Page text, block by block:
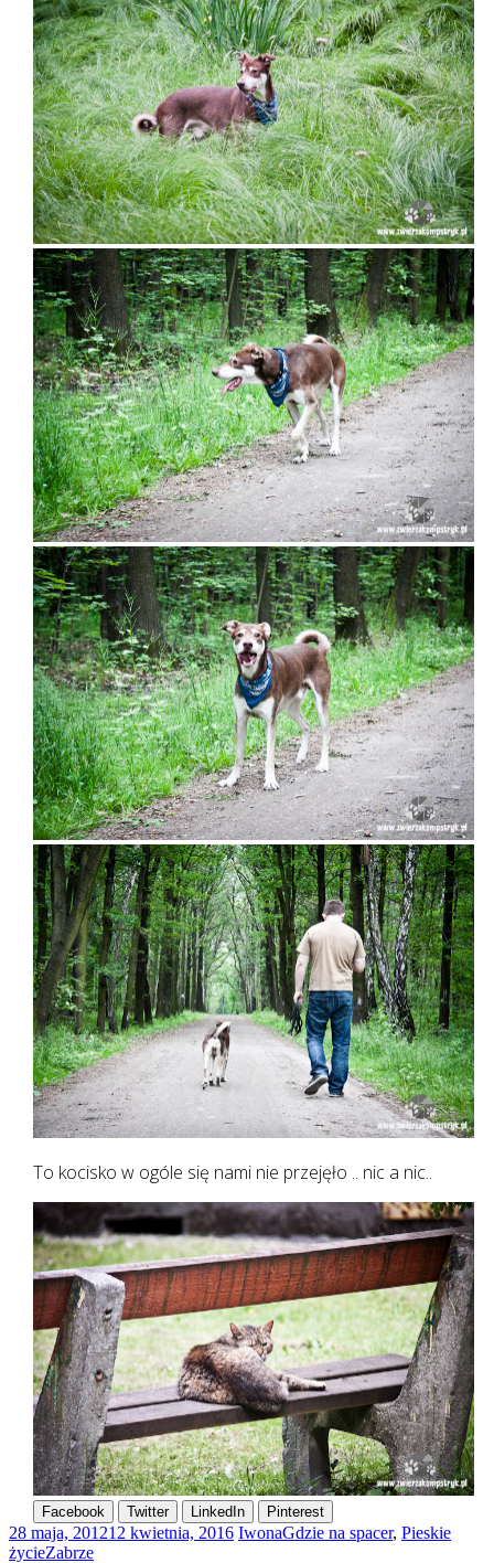
To kocisko w ogóle się nami nie przejęło .. nic a nic..
Facebook Twitter LinkedIn Pinterest
28 maja, 201212 kwietnia, 2016 IwonaGdzie na spacer, Pieskie
życieZabrze